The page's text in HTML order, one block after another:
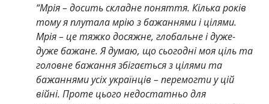
“Мрія – досить складне поняття. Кілька років
тому я плутала мрію з бажаннями і цілями.
Мрія – це тяжко досяжне, глобальне і дуже-
дуже бажане. Я думаю, що сьогодні моя ціль та
головне бажання збігається з цілями та
бажаннями усіх українців – перемогти у цій
війні. Проте цього недостатньо для